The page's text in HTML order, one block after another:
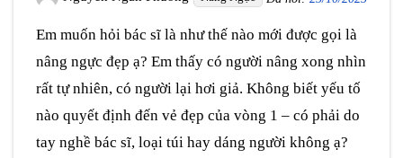
Em muốn hỏi bác sĩ là như thế nào mới được gọi là
nâng ngực đẹp ạ? Em thấy có người nâng xong nhìn
rất tự nhiên, có người lại hơi giả. Không biết yếu tố
nào quyết định đến vẻ đẹp của vòng 1 – có phải do
tay nghề bác sĩ, loại túi hay dáng người không ạ?